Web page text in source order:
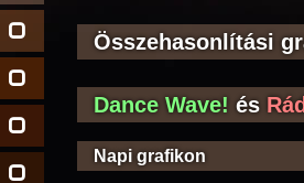
Összehasonlítási
Dance Wave! és
Napi grafikon